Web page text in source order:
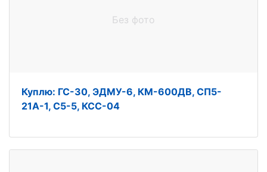
Без фото
Куплю: ГС-30, ЭДМУ-6, КМ-600ДВ, СП5-
21А-1, С5-5, КСС-04